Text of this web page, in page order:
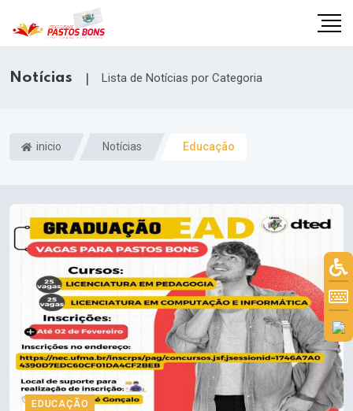
Notícias | Lista de Notícias por Categoria
inicio Notícias Educação
EDUCAÇÃO